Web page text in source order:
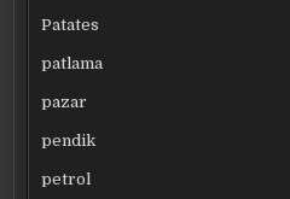
Patates
patlama
pazar
pendik
petrol